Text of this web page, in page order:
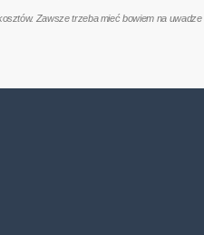
Zawsze trzeba mieć bowiem na